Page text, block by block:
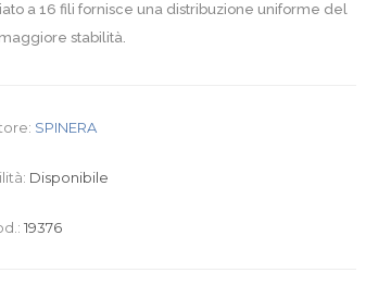
a 16 fili fornisce una distribuzione uniforme del
stabilità.
SPINERA
Disponibile
19376